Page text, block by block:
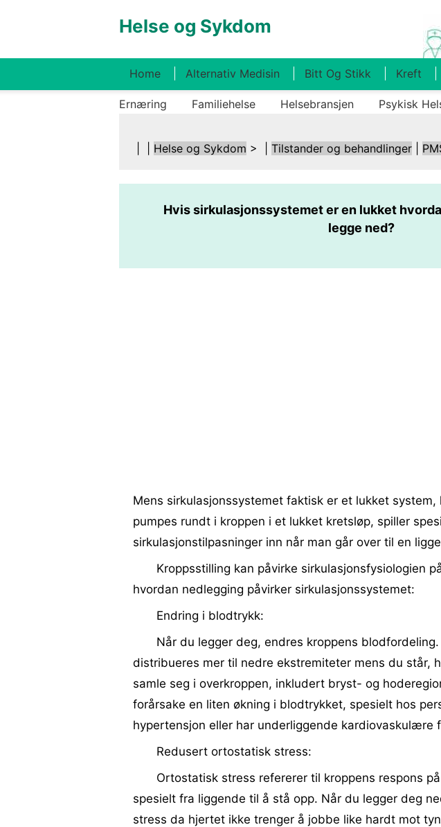
Helse og Sykdom
Home Alternativ Medisin Bitt Og Stikk Kreft
Ernæring Familiehelse Helsebransjen Psykisk
Helse og Sykdom > | Tilstander og behandlinger
Hvis sirkulasjonssystemet er en lukket
legge ned?
Mens sirkulasjonssystemet faktisk er et lukket
pumpes rundt i kroppen i et lukket kretsløp, spiller
sirkulasjonstilpasninger inn når man går over til en
Kroppsstilling kan påvirke sirkulasjonsfysiologien
hvordan nedlegging påvirker sirkulasjonssystemet:
Endring i blodtrykk:
Når du legger deg, endres kroppens
distribueres mer til nedre ekstremiteter mens du står,
samle seg i overkroppen, inkludert bryst- og
forårsake en liten økning i blodtrykket, spesielt hos
hypertensjon eller har underliggende kardiovaskulære
Redusert ortostatisk stress:
Ortostatisk stress refererer til kroppens respons
spesielt fra liggende til å stå opp. Når du legger deg
stress da hjertet ikke trenger å jobbe like hardt mot